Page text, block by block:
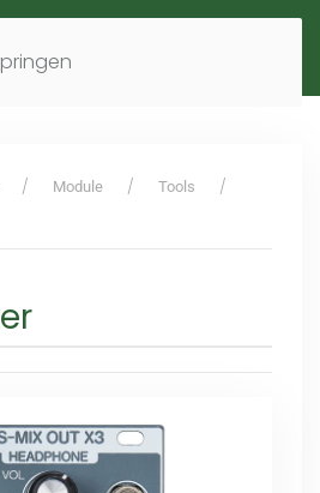
Module
Tools